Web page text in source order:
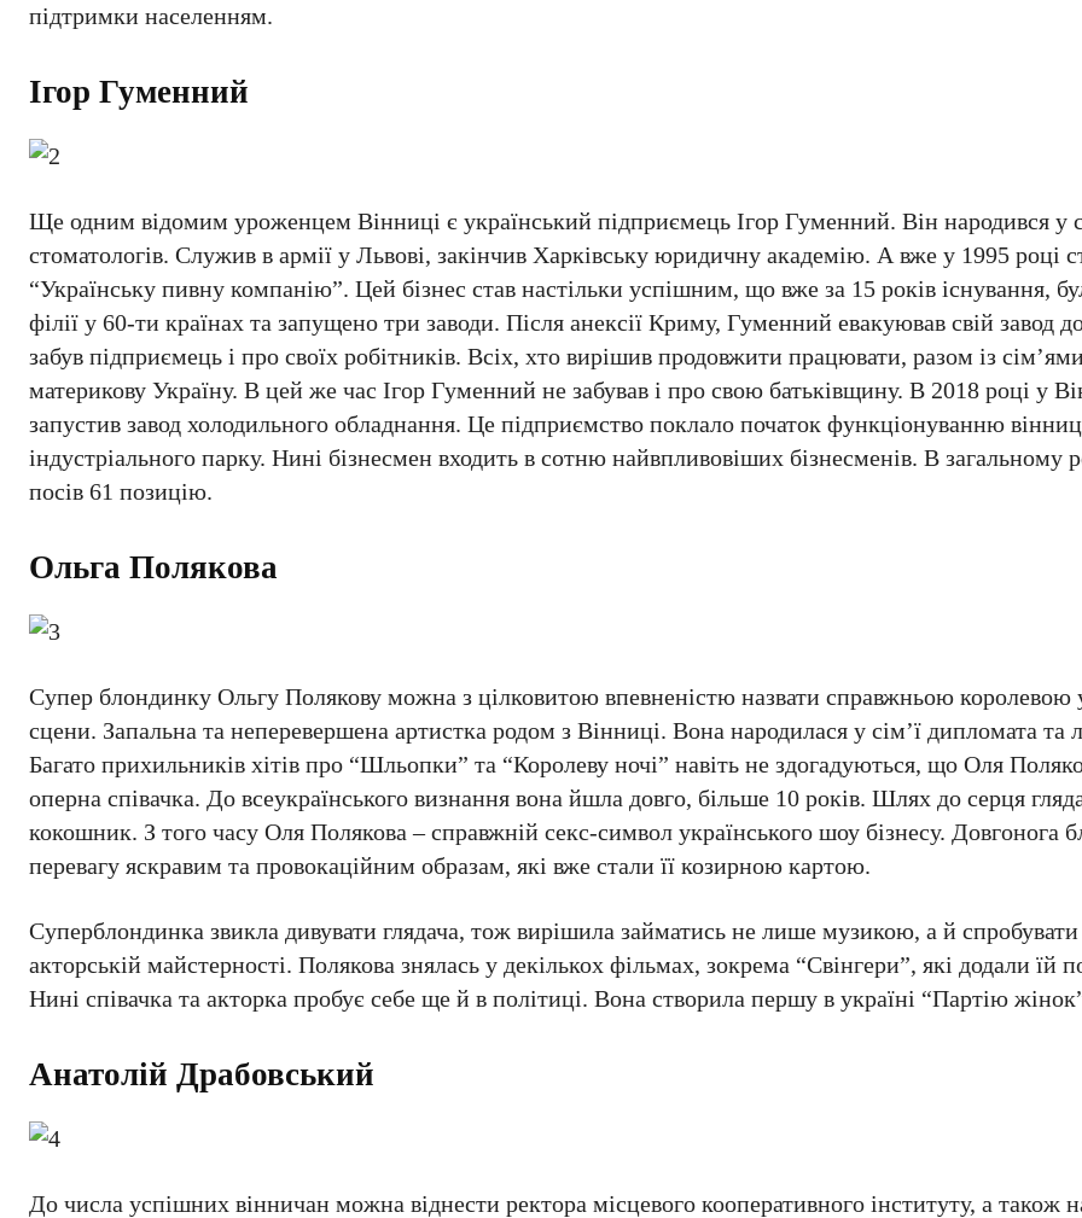
підтримки населенням.
Ігор Гуменний
Ще одним відомим уроженцем Вінниці є український підприємець Ігор Гуменний. Він народився у
стоматологів. Служив в армії у Львові, закінчив Харківську юридичну академію. А вже у 1995 році
“Українську пивну компанію”. Цей бізнес став настільки успішним, що вже за 15 років існування,
філії у 60-ти країнах та запущено три заводи. Після анексії Криму, Гуменний евакуював свій завод
забув підприємець і про своїх робітників. Всіх, хто вирішив продовжити працювати, разом із
материкову Україну. В цей же час Ігор Гуменний не забував і про свою батьківщину. В 2018 році у
запустив завод холодильного обладнання. Це підприємство поклало початок функціонуванню
індустріального парку. Нині бізнесмен входить в сотню найвпливовіших бізнесменів. В загальному
посів 61 позицію.
Ольга Полякова
Супер блондинку Ольгу Полякову можна з цілковитою впевненістю назвати справжньою королевою
сцени. Запальна та неперевершена артистка родом з Вінниці. Вона народилася у сім’ї дипломата та
Багато прихильників хітів про “Шльопки” та “Королеву ночі” навіть не здогадуються, що Оля
оперна співачка. До всеукраїнського визнання вона йшла довго, більше 10 років. Шлях до серця
кокошник. З того часу Оля Полякова – справжній секс-символ українського шоу бізнесу. Довгонога
перевагу яскравим та провокаційним образам, які вже стали її козирною картою.
Суперблондинка звикла дивувати глядача, тож вирішила займатись не лише музикою, а й спробувати
акторській майстерності. Полякова знялась у декількох фільмах, зокрема “Свінгери”, які додали їй
Нині співачка та акторка пробує себе ще й в політиці. Вона створила першу в україні “Партію
Анатолій Драбовський
До числа успішних вінничан можна віднести ректора місцевого кооперативного інституту, а також